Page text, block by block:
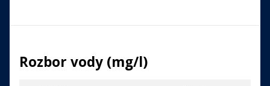
Rozbor vody (mg/l)